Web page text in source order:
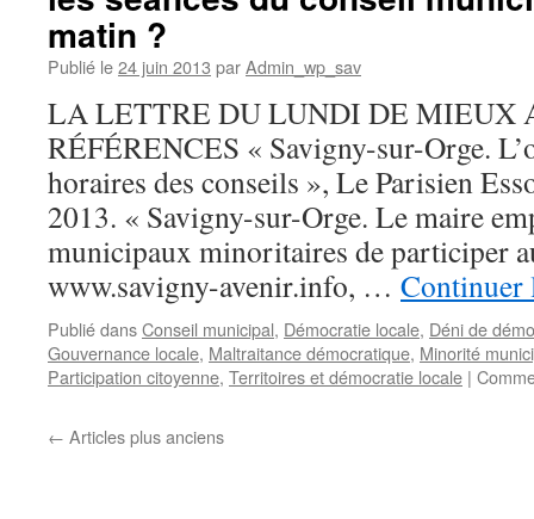
matin ?
Publié le24 juin 2013 parAdmin_wp_sav
LA LETTRE DU LUNDI DE MIEUX
RÉFÉRENCES « Savigny-sur-Orge.
horaires des conseils », Le Parisien
2013. « Savigny-sur-Orge. Le maire
municipaux minoritaires de participer
www.savigny-avenir.info, …
Publié dansConseil municipal, Démocratie locale, Déni de
Gouvernance locale, Maltraitance démocratique, Minorité
Participation citoyenne, Territoires et démocratie locale |
← Articles plus anciens